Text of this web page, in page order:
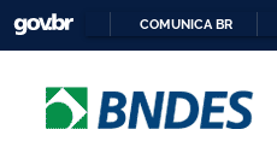
COMUNICA BR